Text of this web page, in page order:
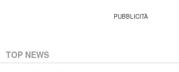
TOP NEWS